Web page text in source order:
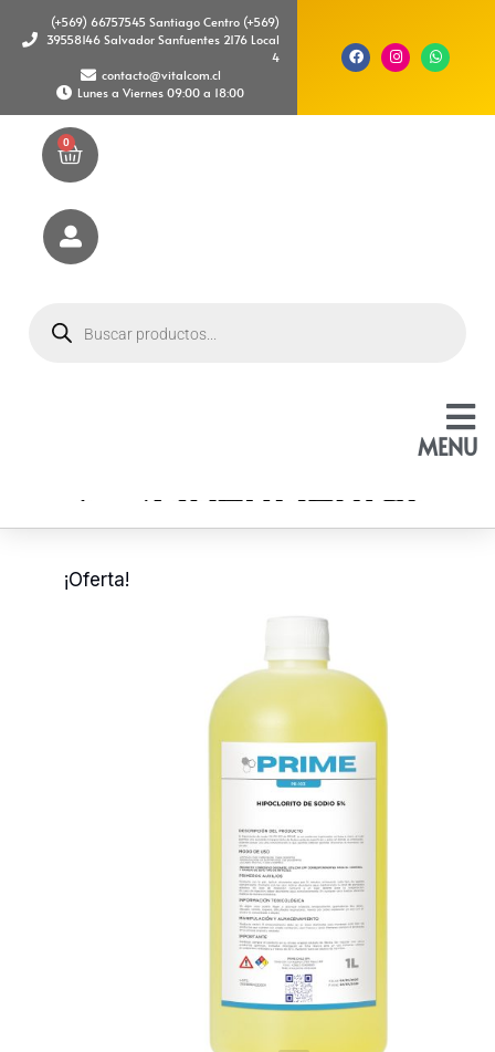
(+569) 66757545 Santiago Centro (+569)
39558146 Salvador Sanfuentes 2176 Local
4
contacto@vitalcom.cl
Lunes a Viernes 09:00 a 18:00
MENU
0
¡Oferta!